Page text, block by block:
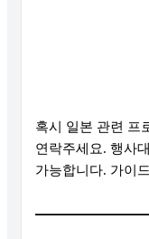
혹시 일본 관련 프
연락주세요. 행사
가능합니다. 가이